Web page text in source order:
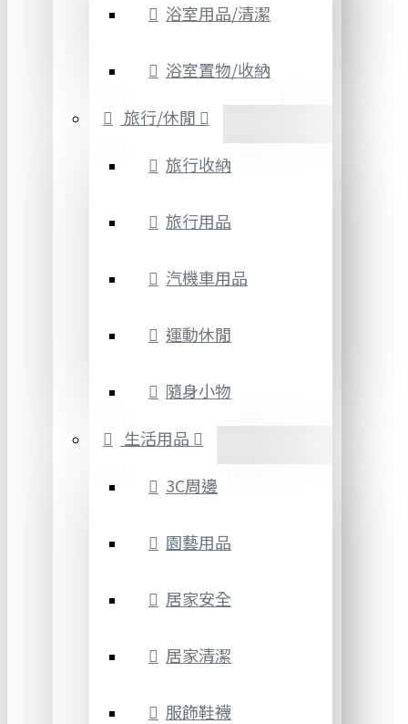
浴室用品/清潔
浴室置物/收納
旅行/休閒
旅行收納
旅行用品
汽機車用品
運動休閒
隨身小物
生活用品
3C周邊
園藝用品
居家安全
居家清潔
服飾鞋襪